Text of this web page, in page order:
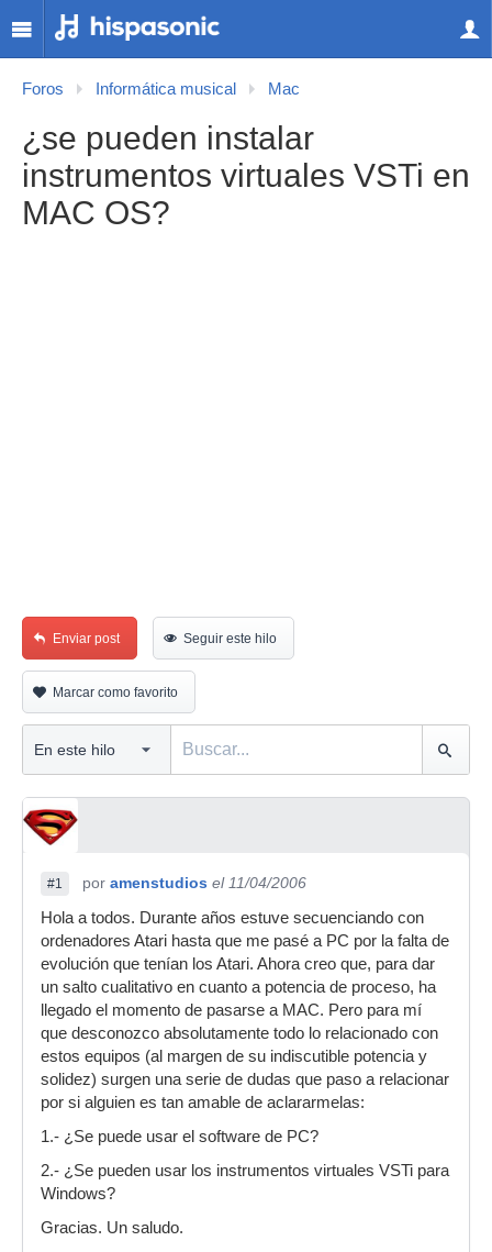
Foros Informática musical Mac
¿se pueden instalar
instrumentos virtuales VSTi en
MAC OS?
Enviar post Seguir este hilo
Marcar como favorito
#1 por amenstudios el 11/04/2006
Hola a todos. Durante años estuve secuenciando con
ordenadores Atari hasta que me pasé a PC por la falta de
evolución que tenían los Atari. Ahora creo que, para dar
un salto cualitativo en cuanto a potencia de proceso, ha
llegado el momento de pasarse a MAC. Pero para mí
que desconozco absolutamente todo lo relacionado con
estos equipos (al margen de su indiscutible potencia y
solidez) surgen una serie de dudas que paso a relacionar
por si alguien es tan amable de aclararmelas:
1.- ¿Se puede usar el software de PC?
2.- ¿Se pueden usar los instrumentos virtuales VSTi para
Windows?
Gracias. Un saludo.